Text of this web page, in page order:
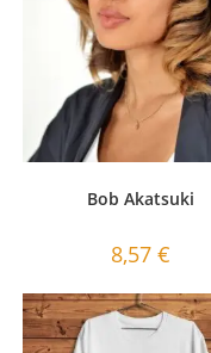
Bob Akatsuki
8,57€